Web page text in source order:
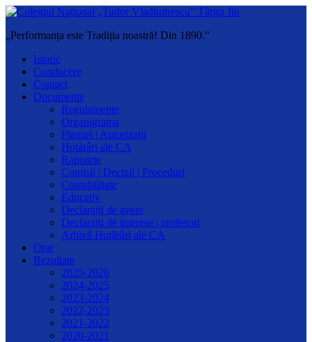
„Performanța este Tradiția noastră! Din 1890.”
Istoric
Conducere
Contact
Documente
Regulamente
Organigrama
Planuri | Autorizații
Hotărâri ale CA
Rapoarte
Comisii | Decizii | Proceduri
Contabilitate
Educativ
Declarații de avere
Declarații de interese | profesori
Arhivă Hotărâri ale CA
Orar
Rezultate
2025-2026
2024-2025
2023-2024
2022-2023
2021-2022
2020-2021